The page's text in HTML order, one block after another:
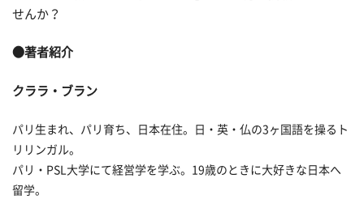
せんか？
●著者紹介
クララ・ブラン
パリ生まれ、パリ育ち、日本在住。日・英・仏の3ヶ国語を操るト
リリンガル。
パリ・PSL大学にて経営学を学ぶ。19歳のときに大好きな日本へ
留学。